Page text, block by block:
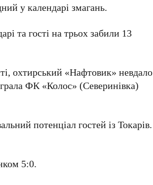
у календарі змагань.
та гості на трьох забили 13
охтирський «Нафтовик» невдало
ФК «Колос» (Северинівка)
потенціал гостей із Токарів.
5:0.